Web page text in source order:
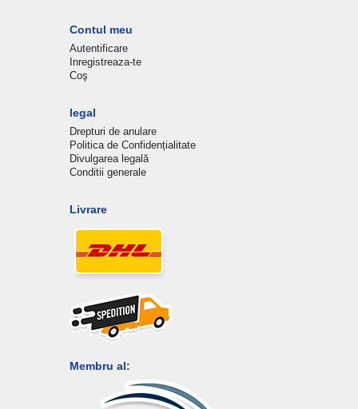
Contul meu
Autentificare
Inregistreaza-te
Coş
legal
Drepturi de anulare
Politica de Confidențialitate
Divulgarea legală
Conditii generale
Livrare
Membru al: